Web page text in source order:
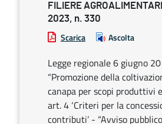
FILIERE
2023, n. 330
Scarica Ascolta
Legge regionale 6 giugno
“Promozione della
canapa per scopi produttivi
art. 4 ‘Criteri per la
contributi’ - “Avviso